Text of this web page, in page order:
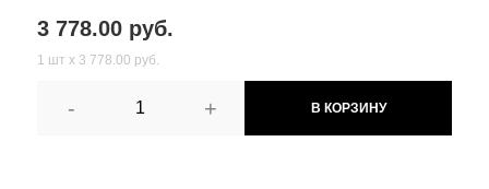
3 778.00 руб.
1 шт х 3 778.00 руб.
- + В КОРЗИНУ